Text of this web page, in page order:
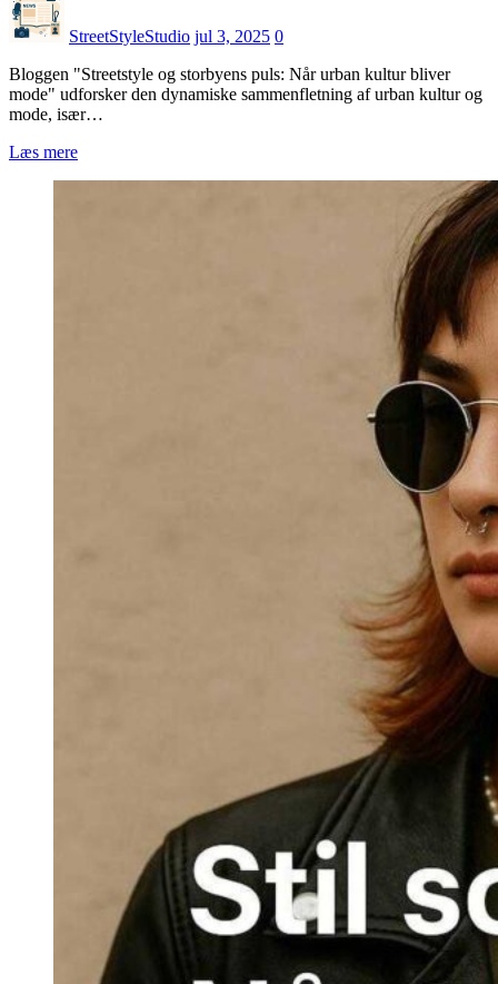
StreetStyleStudio jul 3, 2025 0
Bloggen "Streetstyle og storbyens puls: Når urban kultur bliver
mode" udforsker den dynamiske sammenfletning af urban kultur og
mode, især…
Læs mere